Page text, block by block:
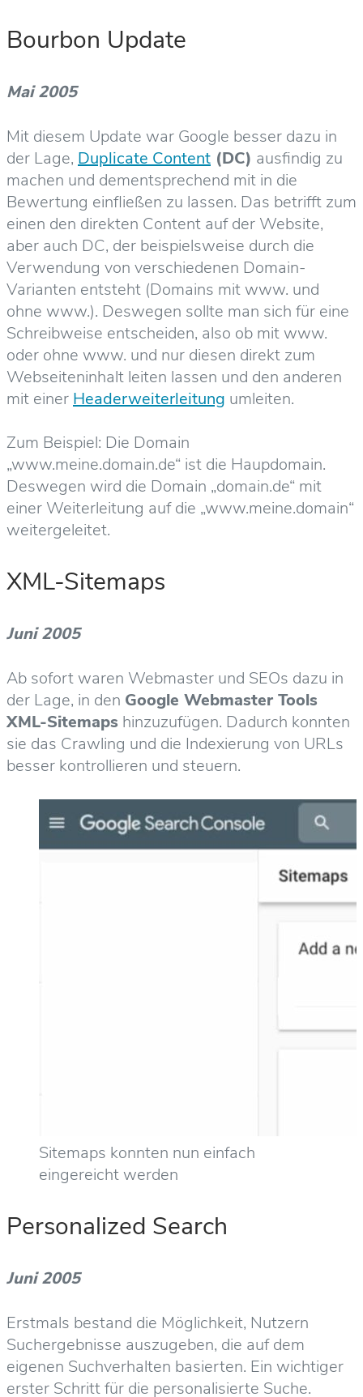
Bourbon Update
Mai 2005
Mit diesem Update war Google besser dazu in
der Lage, Duplicate Content (DC) ausfindig zu
machen und dementsprechend mit in die
Bewertung einfließen zu lassen. Das betrifft zum
einen den direkten Content auf der Website,
aber auch DC, der beispielsweise durch die
Verwendung von verschiedenen Domain-
Varianten entsteht (Domains mit www. und
ohne www.). Deswegen sollte man sich für eine
Schreibweise entscheiden, also ob mit www.
oder ohne www. und nur diesen direkt zum
Webseiteninhalt leiten lassen und den anderen
mit einer Headerweiterleitung umleiten.
Zum Beispiel: Die Domain
„www.meine.domain.de“ ist die Haupdomain.
Deswegen wird die Domain „domain.de“ mit
einer Weiterleitung auf die „www.meine.domain“
weitergeleitet.
XML-Sitemaps
Juni 2005
Ab sofort waren Webmaster und SEOs dazu in
der Lage, in den Google Webmaster Tools
XML-Sitemaps hinzuzufügen. Dadurch konnten
sie das Crawling und die Indexierung von URLs
besser kontrollieren und steuern.
Sitemaps konnten nun einfach
eingereicht werden
Personalized Search
Juni 2005
Erstmals bestand die Möglichkeit, Nutzern
Suchergebnisse auszugeben, die auf dem
eigenen Suchverhalten basierten. Ein wichtiger
erster Schritt für die personalisierte Suche.